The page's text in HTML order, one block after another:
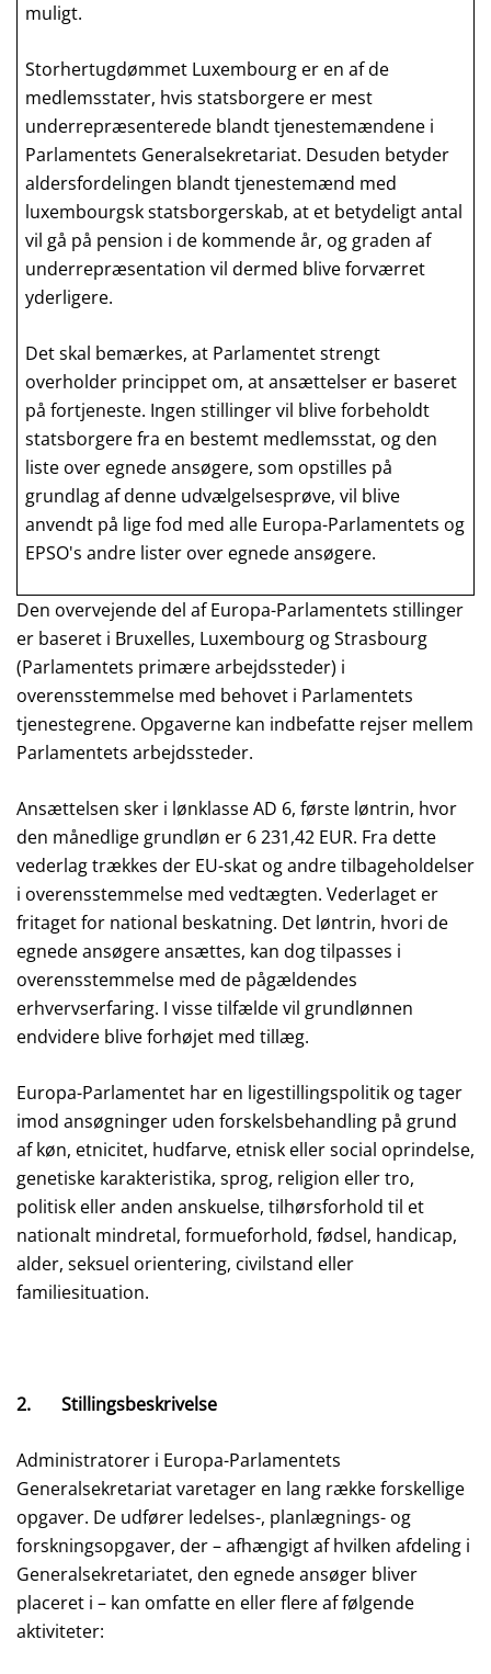
muligt.
Storhertugdømmet Luxembourg er en af de
medlemsstater, hvis statsborgere er mest
underrepræsenterede blandt tjenestemændene i
Parlamentets Generalsekretariat. Desuden betyder
aldersfordelingen blandt tjenestemænd med
luxembourgsk statsborgerskab, at et betydeligt antal
vil gå på pension i de kommende år, og graden af
underrepræsentation vil dermed blive forværret
yderligere.
Det skal bemærkes, at Parlamentet strengt
overholder princippet om, at ansættelser er baseret
på fortjeneste. Ingen stillinger vil blive forbeholdt
statsborgere fra en bestemt medlemsstat, og den
liste over egnede ansøgere, som opstilles på
grundlag af denne udvælgelsesprøve, vil blive
anvendt på lige fod med alle Europa-Parlamentets og
EPSO's andre lister over egnede ansøgere.
Den overvejende del af Europa-Parlamentets stillinger
er baseret i Bruxelles, Luxembourg og Strasbourg
(Parlamentets primære arbejdssteder) i
overensstemmelse med behovet i Parlamentets
tjenestegrene. Opgaverne kan indbefatte rejser mellem
Parlamentets arbejdssteder.
Ansættelsen sker i lønklasse AD 6, første løntrin, hvor
den månedlige grundløn er 6 231,42 EUR. Fra dette
vederlag trækkes der EU-skat og andre tilbageholdelser
i overensstemmelse med vedtægten. Vederlaget er
fritaget for national beskatning. Det løntrin, hvori de
egnede ansøgere ansættes, kan dog tilpasses i
overensstemmelse med de pågældendes
erhvervserfaring. I visse tilfælde vil grundlønnen
endvidere blive forhøjet med tillæg.
Europa-Parlamentet har en ligestillingspolitik og tager
imod ansøgninger uden forskelsbehandling på grund
af køn, etnicitet, hudfarve, etnisk eller social oprindelse,
genetiske karakteristika, sprog, religion eller tro,
politisk eller anden anskuelse, tilhørsforhold til et
nationalt mindretal, formueforhold, fødsel, handicap,
alder, seksuel orientering, civilstand eller
familiesituation.
2. Stillingsbeskrivelse
Administratorer i Europa-Parlamentets
Generalsekretariat varetager en lang række forskellige
opgaver. De udfører ledelses-, planlægnings- og
forskningsopgaver, der – afhængigt af hvilken afdeling i
Generalsekretariatet, den egnede ansøger bliver
placeret i – kan omfatte en eller flere af følgende
aktiviteter: